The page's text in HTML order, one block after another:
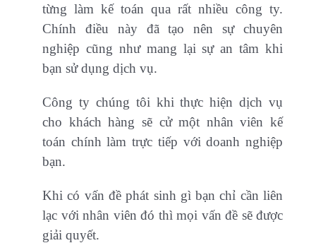
từng làm kế toán qua rất nhiều công ty.
Chính điều này đã tạo nên sự chuyên
nghiệp cũng như mang lại sự an tâm khi
bạn sử dụng dịch vụ.
Công ty chúng tôi khi thực hiện dịch vụ
cho khách hàng sẽ cử một nhân viên kế
toán chính làm trực tiếp với doanh nghiệp
bạn.
Khi có vấn đề phát sinh gì bạn chỉ cần liên
lạc với nhân viên đó thì mọi vấn đề sẽ được
giải quyết.